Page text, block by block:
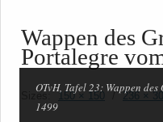
Wappen des
Portalegre
150 × 150 236 ×
OTvH, Tafel 23: Wappen
1499